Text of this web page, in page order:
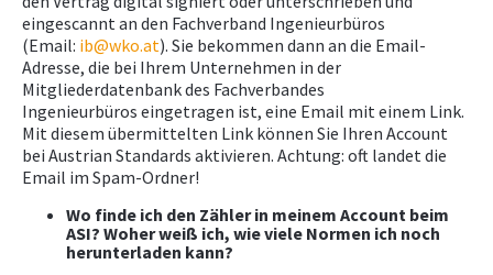
eingescannt an den Fachverband Ingenieurbüros
(Email: ib@wko.at). Sie bekommen dann an die Email-
Adresse, die bei Ihrem Unternehmen in der
Mitgliederdatenbank des Fachverbandes
Ingenieurbüros eingetragen ist, eine Email mit einem Link.
Mit diesem übermittelten Link können Sie Ihren Account
bei Austrian Standards aktivieren. Achtung: oft landet die
Email im Spam-Ordner!
Wo finde ich den Zähler in meinem Account beim
ASI? Woher weiß ich, wie viele Normen ich noch
herunterladen kann?